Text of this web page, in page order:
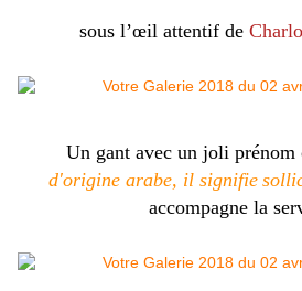
sous l’œil attentif de
Un gant avec un joli
d'origine arabe, il signifie
accompagne la